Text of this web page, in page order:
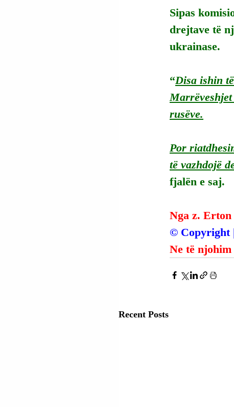
Sipas
drejtave të
ukrainase.
“Disa ishin
rusëve.
Por
të vazhdojë
fjalën e saj.
Nga z. Erton
© Copyright
Ne të njohim
Recent Posts